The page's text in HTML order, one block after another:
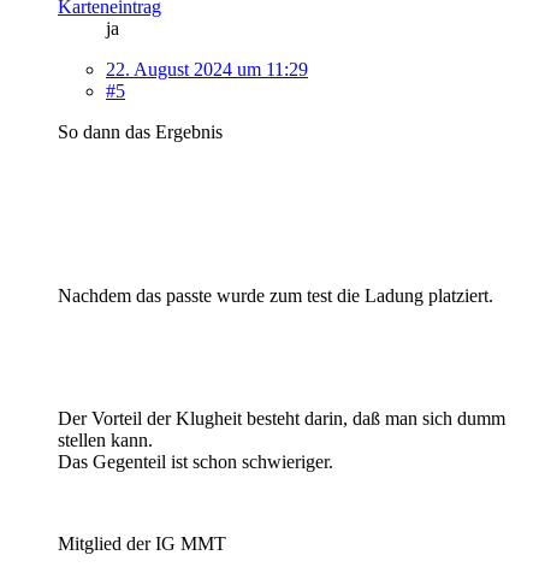
Karteneintrag
ja
22. August 2024 um 11:29
#5
So dann das Ergebnis
Nachdem das passte wurde zum test die Ladung platziert.
Der Vorteil der Klugheit besteht darin, daß man sich dumm
stellen kann.
Das Gegenteil ist schon schwieriger.
Mitglied der IG MMT